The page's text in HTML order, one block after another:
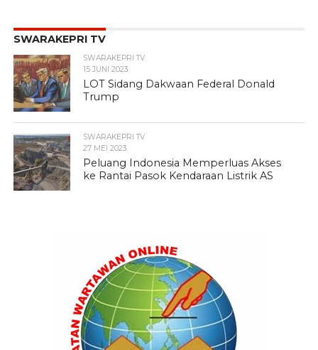
SWARAKEPRI TV
SWARAKEPRI TV
15 JUNI 2023
LOT Sidang Dakwaan Federal Donald
Trump
SWARAKEPRI TV
27 MEI 2023
Peluang Indonesia Memperluas Akses
ke Rantai Pasok Kendaraan Listrik AS